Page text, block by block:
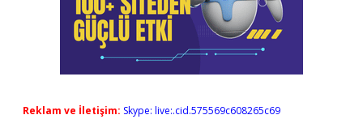
Reklam ve İletişim: Skype: live:.cid.575569c608265c69